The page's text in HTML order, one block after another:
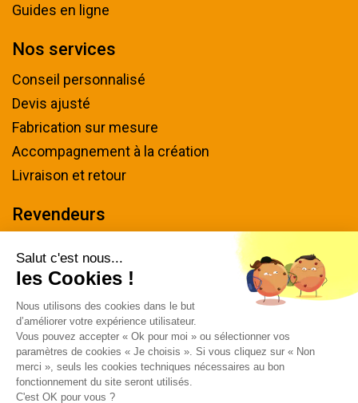
Guides en ligne
Nos services
Conseil personnalisé
Devis ajusté
Fabrication sur mesure
Accompagnement à la création
Livraison et retour
Revendeurs
Nous contacter
Tel : 04 94 48 50 57
Écrivez-nous
Horaires & plan d'accès
Salut c'est nous...
les Cookies !
Nous utilisons des cookies dans le but
d’améliorer votre expérience utilisateur.
Vous pouvez accepter « Ok pour moi » ou sélectionner vos
paramètres de cookies « Je choisis ». Si vous cliquez sur « Non
merci », seuls les cookies techniques nécessaires au bon
fonctionnement du site seront utilisés.
C'est OK pour vous ?